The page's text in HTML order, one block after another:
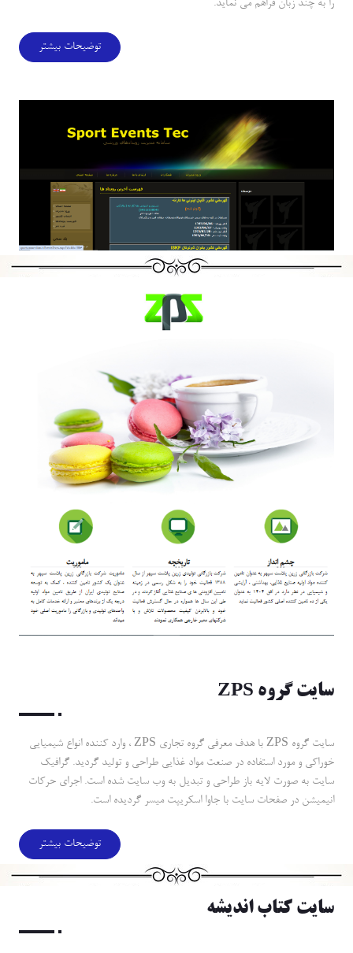
را به چند زبان فراهم مي نمايد.
توضیحات بیشتر
سايت گروه ZPS
سايت گروه ZPS با هدف معرفي گروه تجاري ZPS ، وارد كننده انواع شيميايي
خوراكي و مورد استفاده در صنعت مواد غذايي طراحي و توليد گرديد. گرافيك
سايت به صورت لايه باز طراحي و تبديل به وب سايت شده است. اجراي حركات
انيميشن در صفحات سايت با جاوا اسكريپت ميسر گرديده است.
توضیحات بیشتر
سايت كتاب انديشه